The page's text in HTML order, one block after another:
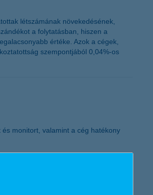
K&H e-kártyafelület
létszámának növekedésének,
a folytatásban, hiszen a
értéke. Azok a cégek,
szempontjából 0,04%-os
monitort, valamint a cég hatékony